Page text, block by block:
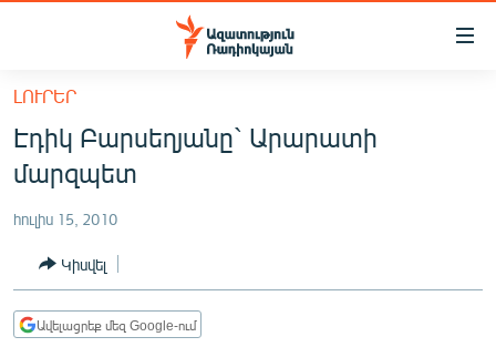
Մատչելիության
հիմնական
բովանդակությանը
Անցնել
հիմնական
մենյուին
ՀԱՅԱՍՏԱՆ
ՔԱՂԱՔԱԿԱՆ
ԸՆՏՐՈՒԹՅՈՒՆՆԵՐ 2026
ԻՐԱՎՈՒՆՔ
ՀԱՍԱՐԱԿՈՒԹՅՈՒՆ
ԼՈՒՐԵՐ
Էդիկ Բարսեղյանը` Արարատի
մարզպետ
հուլիս 15, 2010
Կիսվել
Ավելացրեք մեզ Google-ում